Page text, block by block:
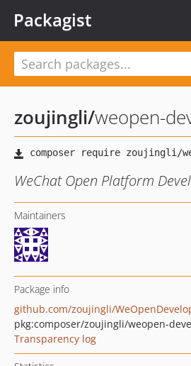
Packagist
zoujingli/weopen-
WeChat Open Platform
Maintainers
Package info
github.com/zoujingli/
pkg:composer/zoujingli/weopen-
Transparency log